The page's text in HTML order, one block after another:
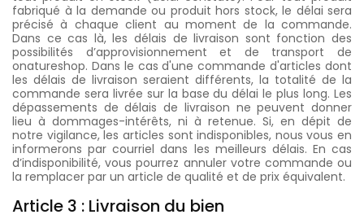
fabriqué à la demande ou produit hors stock, le délai sera
précisé à chaque client au moment de la commande.
Dans ce cas là, les délais de livraison sont fonction des
possibilités d’approvisionnement et de transport de
onatureshop. Dans le cas d'une commande d'articles dont
les délais de livraison seraient différents, la totalité de la
commande sera livrée sur la base du délai le plus long. Les
dépassements de délais de livraison ne peuvent donner
lieu à dommages-intérêts, ni à retenue. Si, en dépit de
notre vigilance, les articles sont indisponibles, nous vous en
informerons par courriel dans les meilleurs délais. En cas
d’indisponibilité, vous pourrez annuler votre commande ou
la remplacer par un article de qualité et de prix équivalent.
Article 3 : Livraison du bien